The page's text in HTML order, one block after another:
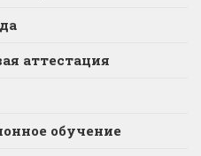
аттестация
обучение